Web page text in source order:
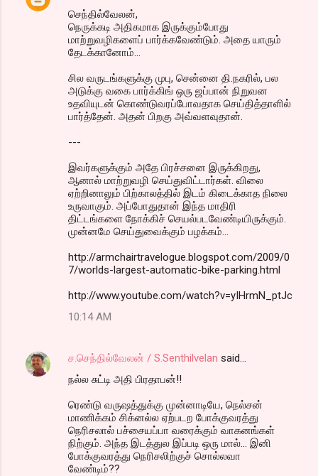
செந்தில்வேலன்,
நெருக்கடி அதிகமாக இருக்கும்போது
மாற்றுவழிகளைப் பார்க்கவேண்டும். அதை யாரும்
தேடக்கானோம்...
சில வருடங்களுக்கு முபு, சென்னை தி.நகரில், பல
அடுக்கு வகை பார்க்கிங் ஒரு ஜப்பான் நிறுவன
உதவியுடன் கொண்டுவரப்போவதாக செய்தித்தாளில்
பார்த்தேன். அதன் பிறகு அவ்வளவுதான்.
---
இவர்களுக்கும் அதே பிரச்சனை இருக்கிறது,
ஆனால் மாற்றுவழி செய்துவிட்டார்கள். விலை
ஏற்றினாலும் பிற்காலத்தில் இடம் கிடைக்காத நிலை
உருவாகும். அப்போதுதான் இந்த மாதிரி
திட்டங்களை நோக்கிச் செயல்படவேண்டியிருக்கும்.
முன்னமே செய்துவைக்கும் பழக்கம்...
http://armchairtravelogue.blogspot.com/2009/0
7/worlds-largest-automatic-bike-parking.html
http://www.youtube.com/watch?v=yIHrmN_ptJc
10:14 AM
ச.செந்தில்வேலன் / S.Senthilvelan said…
நல்ல சுட்டி அதி பிரதாபன்!!
ரெண்டு வருஷத்துக்கு முன்னாடியே, நெல்சன்
மாணிக்கம் சிக்னல்ல ஏற்படற போக்குவரத்து
நெரிசலால் பச்சையப்பா வரைக்கும் வாகனங்கள்
நிற்கும். அந்த இடத்துல இப்படி ஒரு மால்... இனி
போக்குவரத்து நெரிசலிற்குச் சொல்லவா
வேண்டிம்??